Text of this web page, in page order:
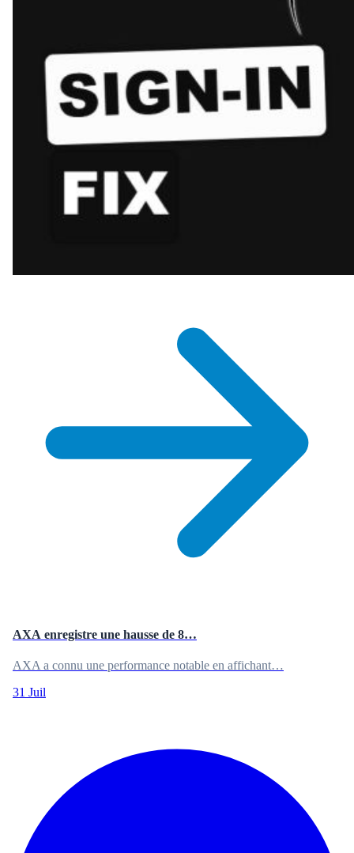
AXA enregistre une hausse de 8…
AXA a connu une performance notable en affichant…
31 Juil